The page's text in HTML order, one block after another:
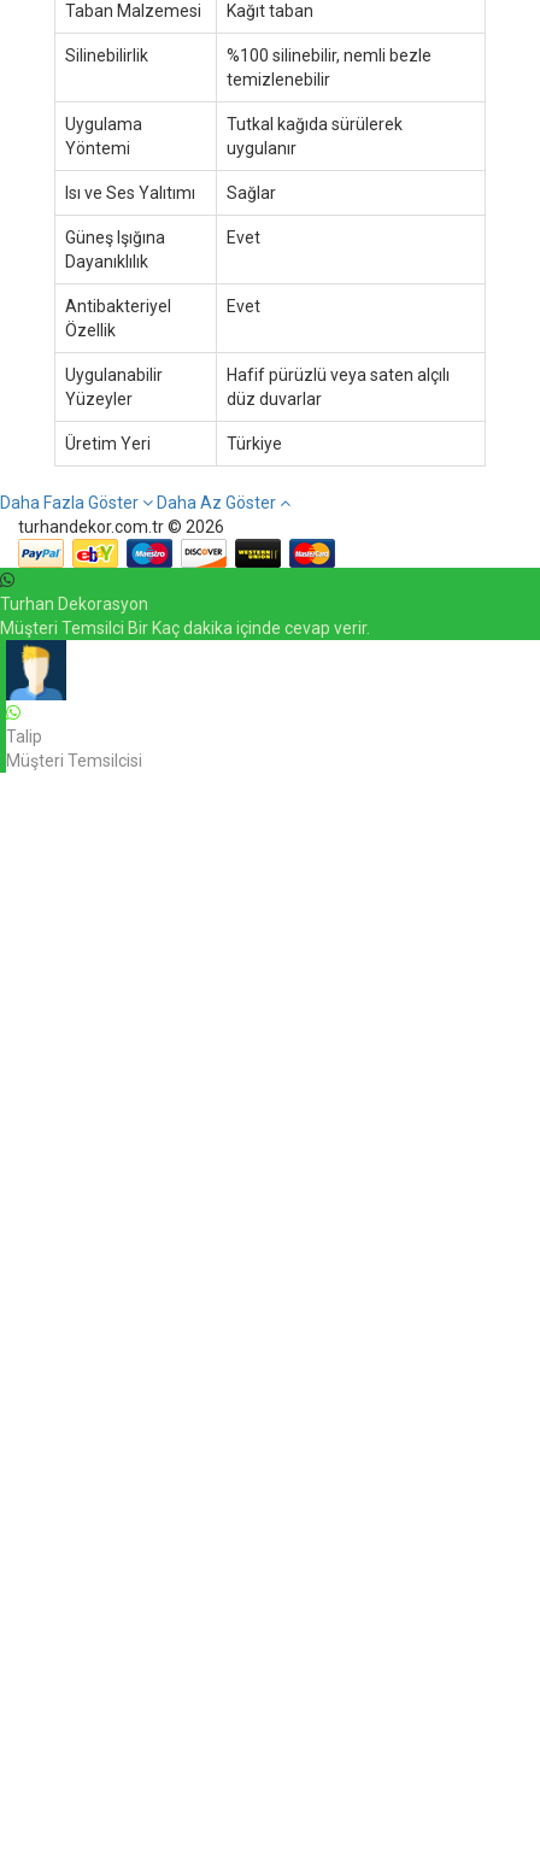
Taban Malzemesi Kağıt taban
Silinebilirlik
%100 silinebilir, nemli bezle
temizlenebilir
Uygulama
Yöntemi
Tutkal kağıda sürülerek
uygulanır
Isı ve Ses Yalıtımı Sağlar
Güneş Işığına
Dayanıklılık
Evet
Antibakteriyel
Özellik
Evet
Uygulanabilir
Yüzeyler
Hafif pürüzlü veya saten alçılı
düz duvarlar
Üretim Yeri Türkiye
Daha Fazla Göster
Daha Az Göster
turhandekor.com.tr © 2026
Turhan Dekorasyon
Müşteri Temsilci Bir Kaç dakika içinde cevap verir.
Talip
Müşteri Temsilcisi